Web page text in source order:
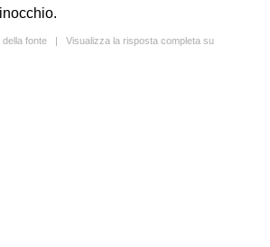
fonte | Visualizza la risposta completa su